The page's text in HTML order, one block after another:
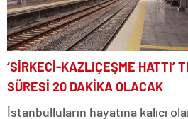
‘SİRKECİ-KAZLIÇEŞME HATTI’
SÜRESİ 20 DAKİKA OLACAK
İstanbulluların hayatına kalıcı